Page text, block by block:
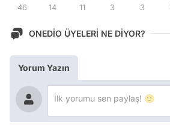
46 14 11 3 3
ONEDİO ÜYELERİ NE DİYOR?
Yorum Yazın